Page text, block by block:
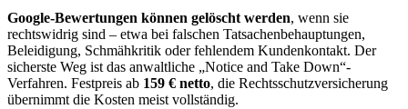
Google-Bewertungen können gelöscht werden, wenn sie
rechtswidrig sind – etwa bei falschen Tatsachenbehauptungen,
Beleidigung, Schmähkritik oder fehlendem Kundenkontakt. Der
sicherste Weg ist das anwaltliche „Notice and Take Down“-
Verfahren. Festpreis ab 159 € netto, die Rechtsschutzversicherung
übernimmt die Kosten meist vollständig.